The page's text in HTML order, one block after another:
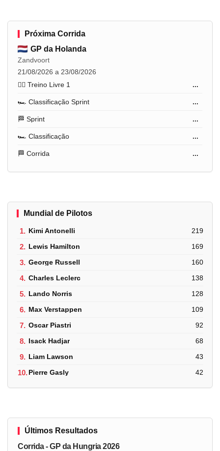
Próxima Corrida
GP da Holanda
Zandvoort
21/08/2026 a 23/08/2026
🏋️‍♂️ Treino Livre 1
...
🏎️ Classificação Sprint ...
🏁 Sprint ...
🏎️ Classificação ...
🏁 Corrida ...
Mundial de Pilotos
1. Kimi Antonelli 219
2. Lewis Hamilton 169
3. George Russell 160
4. Charles Leclerc 138
5. Lando Norris 128
6. Max Verstappen 109
7. Oscar Piastri 92
8. Isack Hadjar 68
9. Liam Lawson 43
10.Pierre Gasly 42
Últimos Resultados
Corrida - GP da Hungria 2026